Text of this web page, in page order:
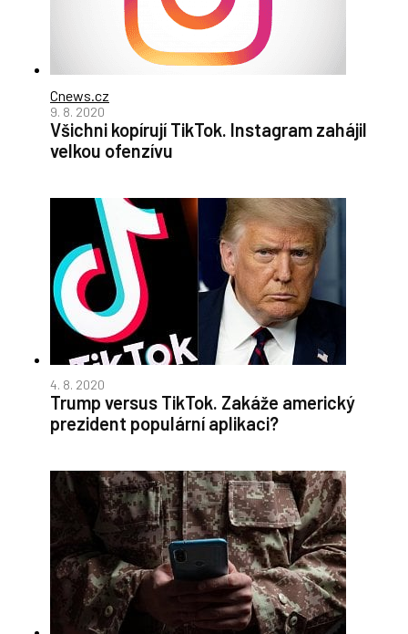
Cnews.cz
9. 8. 2020
Všichni kopírují TikTok. Instagram zahájil
velkou ofenzívu
4. 8. 2020
Trump versus TikTok. Zakáže americký
prezident populární aplikaci?